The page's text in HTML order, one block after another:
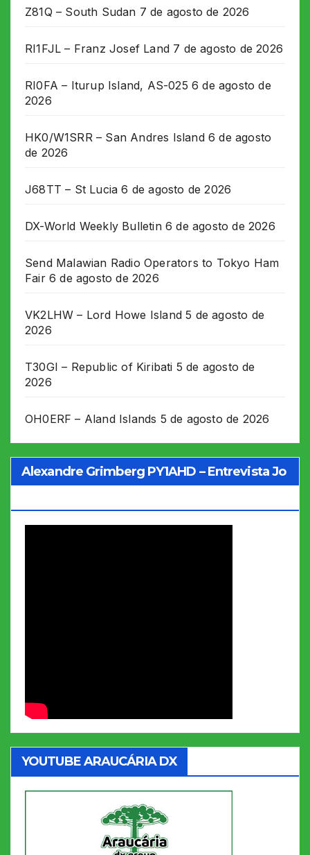
Z81Q – South Sudan 7 de agosto de 2026
RI1FJL – Franz Josef Land 7 de agosto de 2026
RI0FA – Iturup Island, AS-025 6 de agosto de
2026
HK0/W1SRR – San Andres Island 6 de agosto
de 2026
J68TT – St Lucia 6 de agosto de 2026
DX-World Weekly Bulletin 6 de agosto de 2026
Send Malawian Radio Operators to Tokyo Ham
Fair 6 de agosto de 2026
VK2LHW – Lord Howe Island 5 de agosto de
2026
T30GI – Republic of Kiribati 5 de agosto de
2026
OH0ERF – Aland Islands 5 de agosto de 2026
Alexandre Grimberg PY1AHD – Entrevista Jo
YOUTUBE ARAUCÁRIA DX